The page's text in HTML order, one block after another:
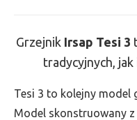
-
wys.
685,
Grzejnik Irsap Tesi 3
tradycyjnych,
Tesi 3 to kolejny model
Model skonstruowany